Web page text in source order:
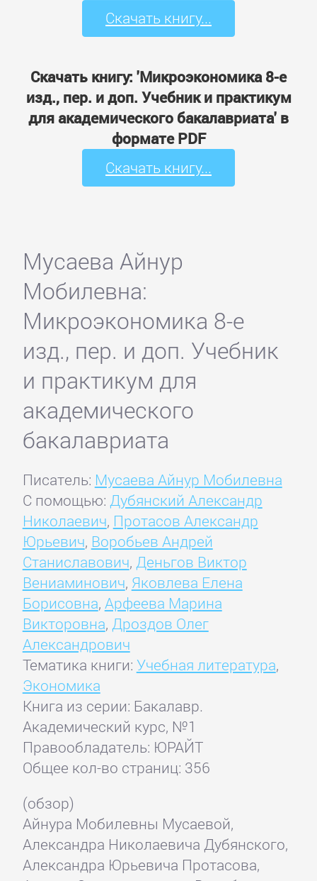
Скачать книгу...
Скачать книгу: 'Микроэкономика 8-е
изд., пер. и доп. Учебник и практикум
для академического бакалавриата' в
формате PDF
Скачать книгу...
Мусаева Айнур
Мобилевна:
Микроэкономика 8-е
изд., пер. и доп. Учебник
и практикум для
академического
бакалавриата
Писатель: Мусаева Айнур Мобилевна
С помощью: Дубянский Александр
Николаевич, Протасов Александр
Юрьевич, Воробьев Андрей
Станиславович, Деньгов Виктор
Вениаминович, Яковлева Елена
Борисовна, Арфеева Марина
Викторовна, Дроздов Олег
Александрович
Тематика книги: Учебная литература,
Экономика
Книга из серии: Бакалавр.
Академический курс, №1
Правообладатель: ЮРАЙТ
Общее кол-во страниц: 356
(обзор)
Айнура Мобилевны Мусаевой,
Александра Николаевича Дубянского,
Александра Юрьевича Протасова,